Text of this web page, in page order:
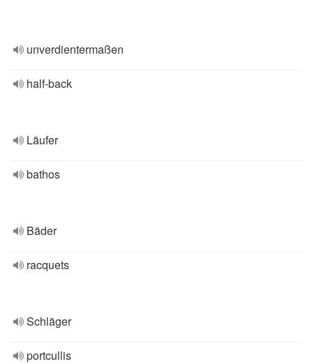
unverdientermaßen
half-back
Läufer
bathos
Bäder
racquets
Schläger
portcullis